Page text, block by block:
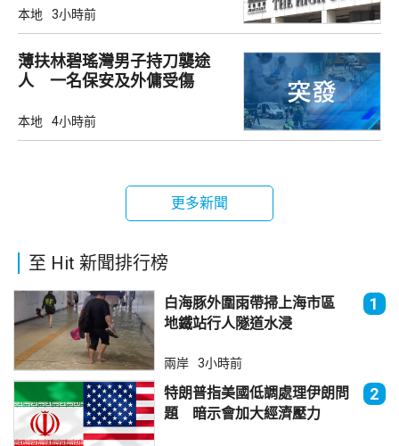
本地 3小時前
薄扶林碧瑤灣男子持刀襲途
人 一名保安及外傭受傷
本地 4小時前
更多新聞
至 Hit 新聞排行榜
白海豚外圍雨帶掃上海市區
地鐵站行人隧道水浸
1
兩岸 3小時前
特朗普指美國低調處理伊朗問
題 暗示會加大經濟壓力
2